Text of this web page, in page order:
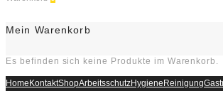
Mein Warenkorb
Es befinden sich keine Produkte im Warenkorb.
HomeKontaktShopArbeitsschutzHygieneReinigung